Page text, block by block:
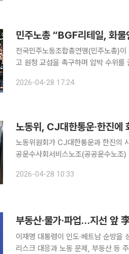
민주노총 “BGF리테일, 화
전국민주노동조합총연맹(민주노총)
고 원청 교섭을 촉구하며 압박 수위
사 앞에서 ‘CU BGF 규탄’ 결의대회
2026-04-28 17:24
노동위, CJ대한통운·한진에
노동위원회가 CJ대한통운과 한진의
공운수사회서비스노조(공공운수노조
공고 이의신청 사실 공고에 대한 시
2026-04-28 10:33
부동산·물가·파업…지선 앞
이재명 대통령이 인도·베트남 순방을
리스크 대응과 노동 문제, 부동산 등